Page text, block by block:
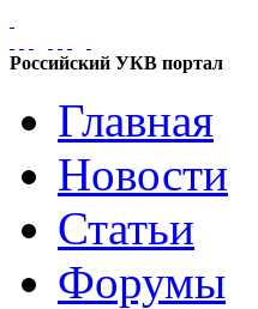
Российский УКВ портал
Главная
Новости
Статьи
Форумы